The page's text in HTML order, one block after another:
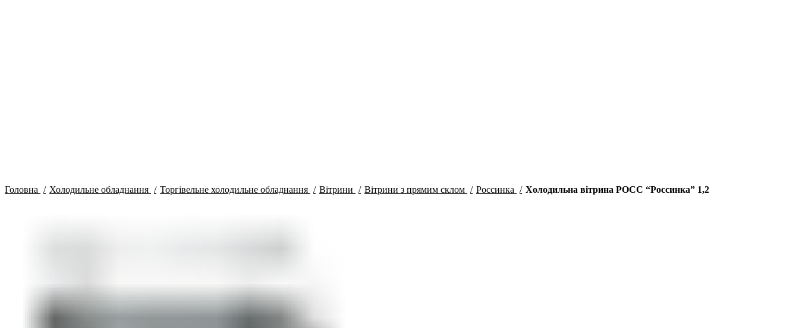
Головна
Холодильне обладнання Торгівельне холодильне обладнання Вітрини Вітрини з прямим склом Россинка Холодильна вітрина РОСС “Россинка” 1,2